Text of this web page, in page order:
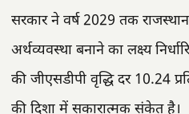
सरकार ने वर्ष 2029 तक
अर्थव्यवस्था बनाने का लक्ष्य
की जीएसडीपी वृद्धि दर 10.24
की दिशा में सकारात्मक संकेत है।